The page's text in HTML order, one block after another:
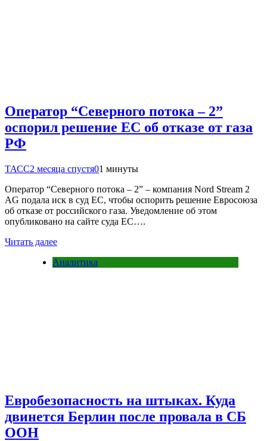
Оператор “Северного потока – 2”
оспорил решение ЕС об отказе от газа
РФ
ТАСС2 месяца спустя01 минуты
Оператор “Северного потока – 2” – компания Nord Stream 2
AG подала иск в суд ЕС, чтобы оспорить решение Евросоюза
об отказе от российского газа. Уведомление об этом
опубликовано на сайте суда ЕС….
Читать далее
Аналитика
Евробезопасность на штыках. Куда
двинется Берлин после провала в СБ
ООН